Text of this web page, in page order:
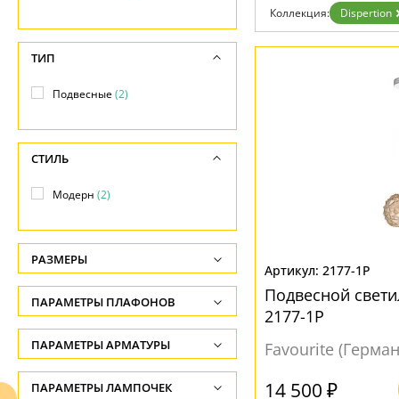
Установка
Дизайнерам
Контакты
Коллекция: Dispertion
2177-1P
Подвесной
2177-1P
Favourite
14 500 ₽
ТИП
Подвесные(2)
СТИЛЬ
Модерн (2)
РАЗМЕРЫ
Диаметр, см
-
ПАРАМЕТРЫ ПЛАФОНОВ
ПОВЕРХНОСТЬ
Глянцевый(2)
ПАРАМЕТРЫ АРМАТУРЫ
ЦВЕТ АРМАТУРЫ
ПАРАМЕТРЫ ЛАМПОЧЕК